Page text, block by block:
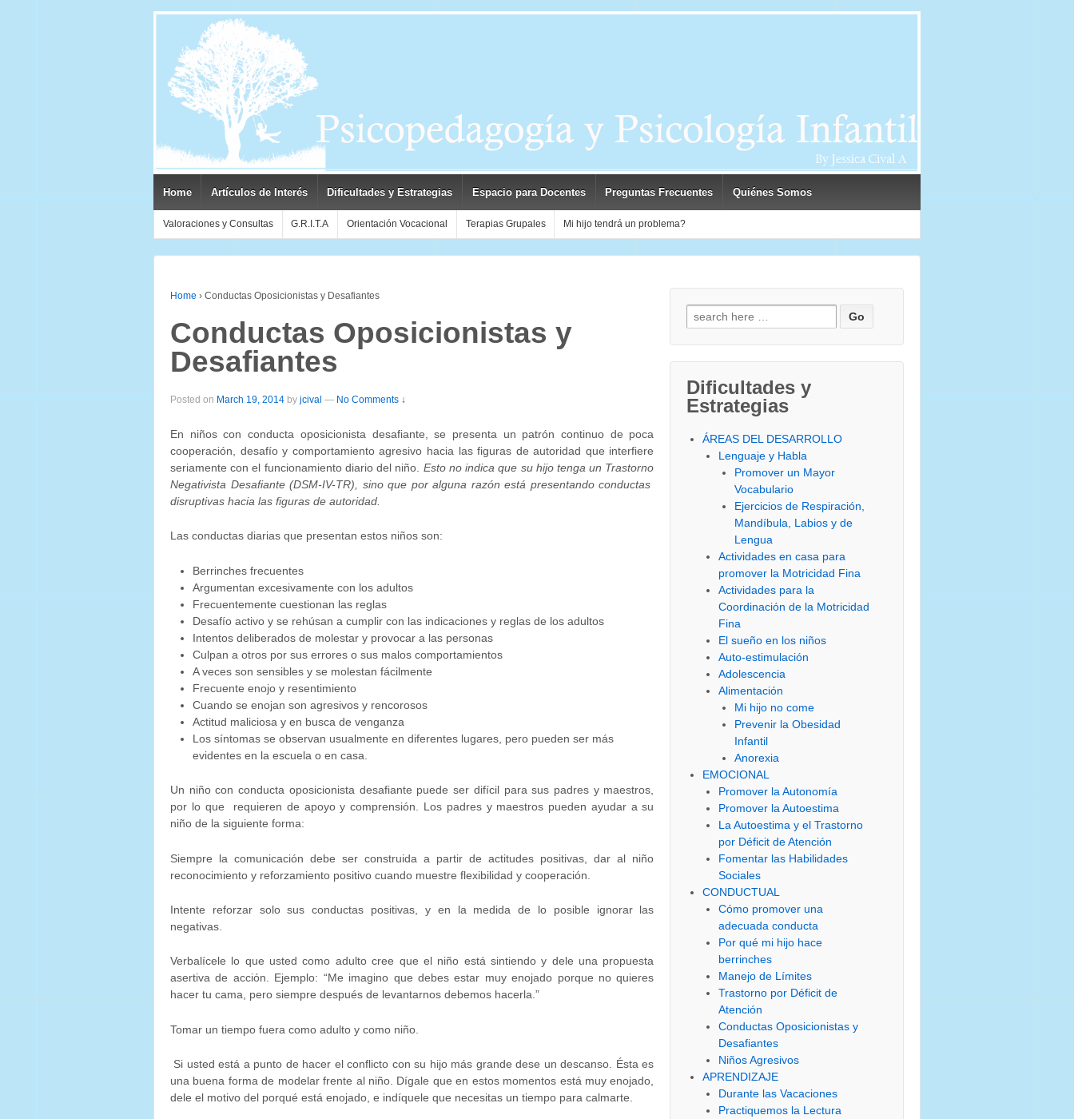
Home Artículos de Interés Dificultades y Estrategias Espacio para Docentes Preguntas Frecuentes Quiénes Somos
Valoraciones y Consultas G.R.I.T.A Orientación Vocacional Terapias Grupales Mi hijo tendrá un problema?
Home › Conductas Oposicionistas y Desafiantes
Conductas Oposicionistas y
Desafiantes
Posted on March 19, 2014 by jcival — No Comments ↓
En niños con conducta oposicionista desafiante, se presenta un patrón continuo de poca
cooperación, desafío y comportamiento agresivo hacia las figuras de autoridad que interfiere
seriamente con el funcionamiento diario del niño. Esto no indica que su hijo tenga un Trastorno
Negativista Desafiante (DSM-IV-TR), sino que por alguna razón está presentando conductas
disruptivas hacia las figuras de autoridad.
Las conductas diarias que presentan estos niños son:
Berrinches frecuentes
Argumentan excesivamente con los adultos
Frecuentemente cuestionan las reglas
Desafío activo y se rehúsan a cumplir con las indicaciones y reglas de los adultos
Intentos deliberados de molestar y provocar a las personas
Culpan a otros por sus errores o sus malos comportamientos
A veces son sensibles y se molestan fácilmente
Frecuente enojo y resentimiento
Cuando se enojan son agresivos y rencorosos
Actitud maliciosa y en busca de venganza
Los síntomas se observan usualmente en diferentes lugares, pero pueden ser más
evidentes en la escuela o en casa.
Un niño con conducta oposicionista desafiante puede ser difícil para sus padres y maestros,
por lo que requieren de apoyo y comprensión. Los padres y maestros pueden ayudar a su
niño de la siguiente forma:
Siempre la comunicación debe ser construida a partir de actitudes positivas, dar al niño
reconocimiento y reforzamiento positivo cuando muestre flexibilidad y cooperación.
Intente reforzar solo sus conductas positivas, y en la medida de lo posible ignorar las
negativas.
Verbalícele lo que usted como adulto cree que el niño está sintiendo y dele una propuesta
asertiva de acción. Ejemplo: “Me imagino que debes estar muy enojado porque no quieres
hacer tu cama, pero siempre después de levantarnos debemos hacerla.”
Tomar un tiempo fuera como adulto y como niño.
Si usted está a punto de hacer el conflicto con su hijo más grande dese un descanso. Ésta es
una buena forma de modelar frente al niño. Dígale que en estos momentos está muy enojado,
dele el motivo del porqué está enojado, e indíquele que necesitas un tiempo para calmarte.
Search for:
Dificultades y
Estrategias
ÁREAS DEL DESARROLLO
Lenguaje y Habla
Promover un Mayor
Vocabulario
Ejercicios de Respiración,
Mandíbula, Labios y de
Lengua
Actividades en casa para
promover la Motricidad Fina
Actividades para la
Coordinación de la Motricidad
Fina
El sueño en los niños
Auto-estimulación
Adolescencia
Alimentación
Mi hijo no come
Prevenir la Obesidad
Infantil
Anorexia
EMOCIONAL
Promover la Autonomía
Promover la Autoestima
La Autoestima y el Trastorno
por Déficit de Atención
Fomentar las Habilidades
Sociales
CONDUCTUAL
Cómo promover una
adecuada conducta
Por qué mi hijo hace
berrinches
Manejo de Límites
Trastorno por Déficit de
Atención
Conductas Oposicionistas y
Desafiantes
Niños Agresivos
APRENDIZAJE
Durante las Vacaciones
Practiquemos la Lectura